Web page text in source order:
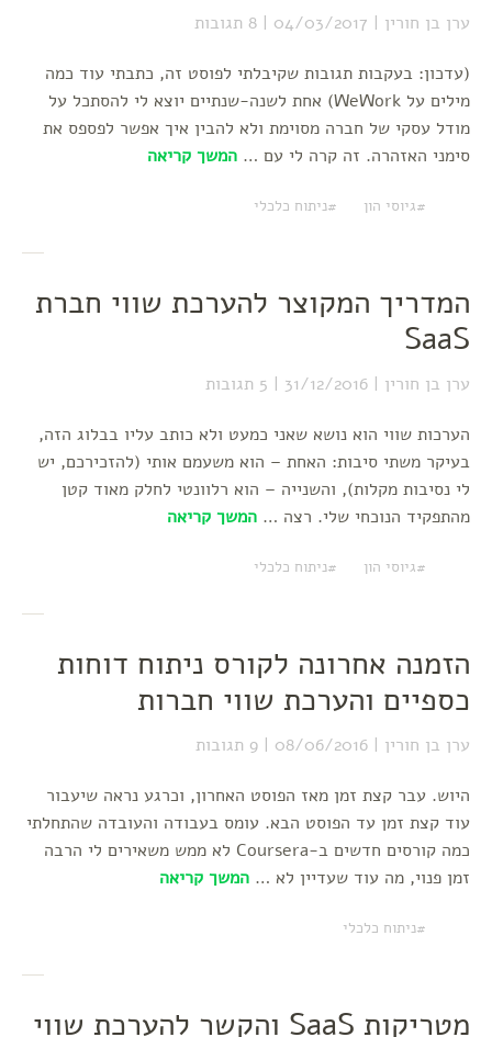
ערן בן חורין 04/03/2017 8 תגובות
(עדכון: בעקבות תגובות שקיבלתי לפוסט זה, כתבתי עוד כמה
מילים על WeWork) אחת לשנה-שנתיים יוצא לי להסתכל על
מודל עסקי של חברה מסוימת ולא להבין איך אפשר לפספס את
סימני האזהרה. זה קרה לי עם … המשך קריאה
גיוסי הון ניתוח כלכלי
המדריך המקוצר להערכת שווי חברת
SaaS
ערן בן חורין 31/12/2016 5 תגובות
הערכות שווי הוא נושא שאני כמעט ולא כותב עליו בבלוג הזה,
בעיקר משתי סיבות: האחת – הוא משעמם אותי (להזכירכם, יש
לי נסיבות מקלות), והשנייה – הוא רלוונטי לחלק מאוד קטן
מהתפקיד הנוכחי שלי. רצה … המשך קריאה
גיוסי הון ניתוח כלכלי
הזמנה אחרונה לקורס ניתוח דוחות
כספיים והערכת שווי חברות
ערן בן חורין 08/06/2016 9 תגובות
היוש. עבר קצת זמן מאז הפוסט האחרון, וכרגע נראה שיעבור
עוד קצת זמן עד הפוסט הבא. עומס בעבודה והעובדה שהתחלתי
כמה קורסים חדשים ב-Coursera לא ממש משאירים לי הרבה
זמן פנוי, מה עוד שעדיין לא … המשך קריאה
ניתוח כלכלי
מטריקות SaaS והקשר להערכת שווי